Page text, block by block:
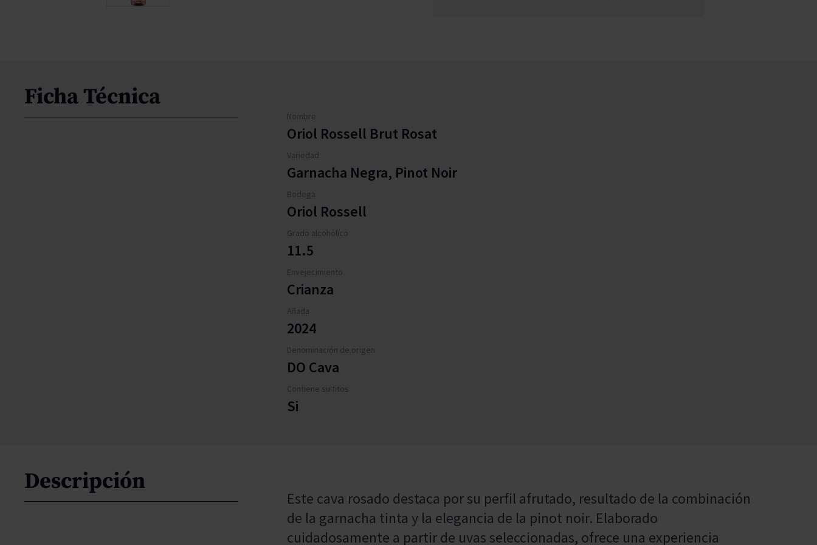
Ficha Técnica
Nombre
Oriol Rossell Brut Rosat
Variedad
Garnacha Negra, Pinot Noir
Bodega
Oriol Rossell
Grado alcohólico
11.5
Envejecimiento
Crianza
Añada
2024
Denominación de origen
DO Cava
Contiene sulfitos
Si
Descripción
Este cava rosado destaca por su perfil afrutado, resultado de la combinación
de la garnacha tinta y la elegancia de la pinot noir. Elaborado
cuidadosamente a partir de uvas seleccionadas, ofrece una experiencia